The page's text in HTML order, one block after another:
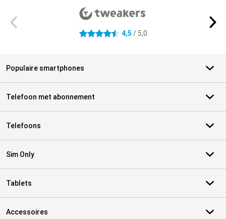
4.5 sterren 4,5 / 5,0
Populaire smartphones
Telefoon met abonnement
Telefoons
Sim Only
Tablets
Accessoires